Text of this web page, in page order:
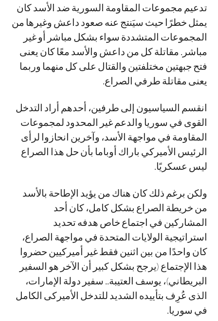
تدعيم مجموعات المقاومة السورية ضد الأسد كان
يمثل خطرًا حيث سيَنتج عنه صعود داعش وغيرها من
المجموعات المتشددة سواء بشكل مباشر أو غير
مباشر. مقاتلة كل من داعش والأسد معًا كان يعنى
فتح جبهتين مختلفتين والقتال على كل منهما وربما
يعنى مقاتلة طرفي الصراع.
انقسم السياسيون إلى طرفين، أحدهم أراد التدخل
القوى في سوريا والدعم غير المحدود لمجموعات
المقاومة في مواجهة الأسد، وآخرين انحازوا لرأى
الرئيس الأميركي باراك أوباما بأن حل هذا الصراع
ليس عسكريًا.
ولكن برغم ذلك كان هناك من يؤيد الإطاحة بالأسد
من خريطة الصراع بشكل كامل، كان أحد
المشاركين في اجتماع خاص هدفه تحديد
استراتيجية الولايات المتحدة في مواجهة الصراع،
كان واحدًا من بين اثنين فقط غير أميركيين حضروا
هذا الإجتماع (يرجح بشكل كبير أن الآخر هو السفير
البريطاني)، يوسف العتيبة.. سفير دولة الإمارات،
الذى عُرِف بتأييده الشديد للتدخل الأميركى الكامل
في سوريا.